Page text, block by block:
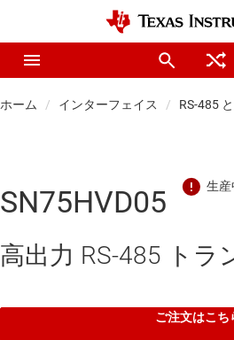
ホーム インターフェイス RS-485
SN75HVD05
高出力 RS-485 トラ
ご注文はこち